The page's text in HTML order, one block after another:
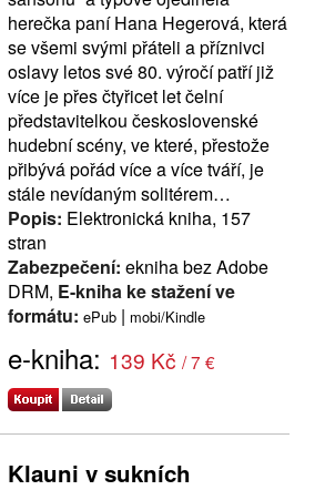
herečka paní Hana Hegerová, která
se všemi svými přáteli a příznivci
oslavy letos své 80. výročí patří již
více je přes čtyřicet let čelní
představitelkou československé
hudební scény, ve které, přestože
přibývá pořád více a více tváří, je
stále nevídaným solitérem…
Popis: Elektronická kniha, 157
stran
Zabezpečení: ekniha bez Adobe
DRM, E-kniha ke stažení ve
formátu: ePub | mobi/Kindle
e-kniha: 139 Kč / 7 €
Klauni v sukních